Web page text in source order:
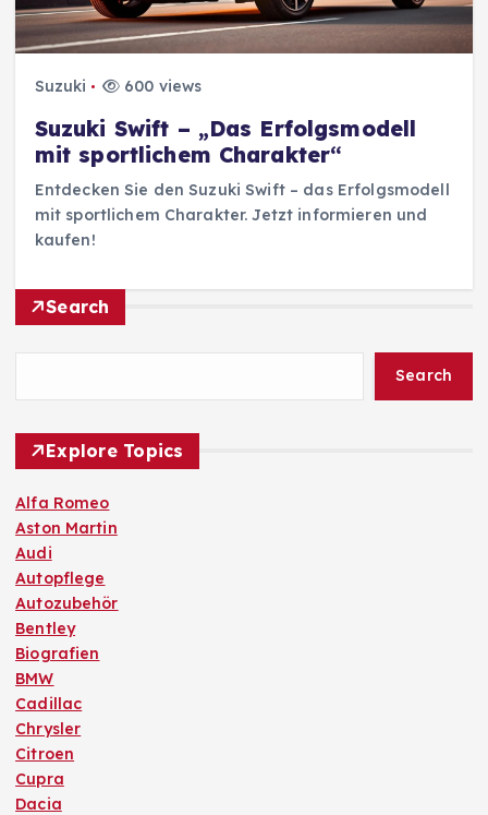
Suzuki 600 views
Suzuki Swift – „Das Erfolgsmodell
mit sportlichem Charakter“
Entdecken Sie den Suzuki Swift – das Erfolgsmodell
mit sportlichem Charakter. Jetzt informieren und
kaufen!
Search
Search
Explore Topics
Alfa Romeo
Aston Martin
Audi
Autopflege
Autozubehör
Bentley
Biografien
BMW
Cadillac
Chrysler
Citroen
Cupra
Dacia